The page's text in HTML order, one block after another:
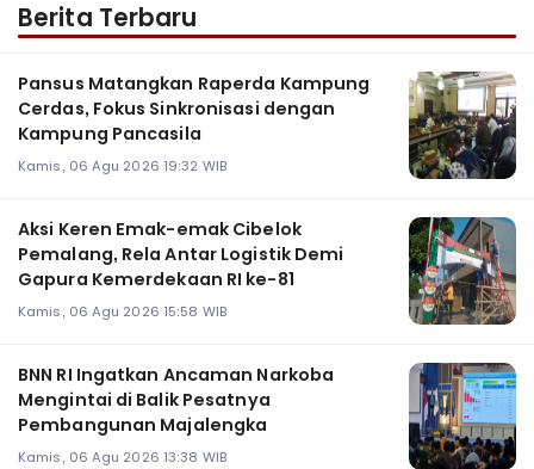
Berita Terbaru
Pansus Matangkan Raperda Kampung
Cerdas, Fokus Sinkronisasi dengan
Kampung Pancasila
Kamis, 06 Agu 2026 19:32 WIB
Aksi Keren Emak-emak Cibelok
Pemalang, Rela Antar Logistik Demi
Gapura Kemerdekaan RI ke-81
Kamis, 06 Agu 2026 15:58 WIB
BNN RI Ingatkan Ancaman Narkoba
Mengintai di Balik Pesatnya
Pembangunan Majalengka
Kamis, 06 Agu 2026 13:38 WIB